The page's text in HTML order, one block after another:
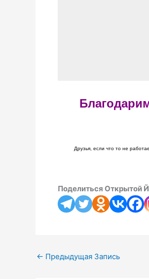
Друзья, если что то не
Поделиться Открытой
← Предыдущая Запись